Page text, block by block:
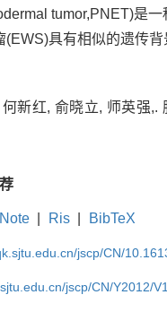
tumor,PNET)是
具有相似的遗传
新红, 俞晓立, 师英强
Ris BibTeX
jscp/CN/
jscp/CN/Y2012/